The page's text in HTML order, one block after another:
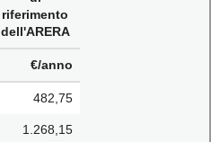
riferimento
dell'ARERA
€/anno
482,75
1.268,15